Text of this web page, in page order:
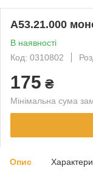
А53.21.000
В наявності
Код: 0310802
175 ₴
Мінімальна сума
Опис